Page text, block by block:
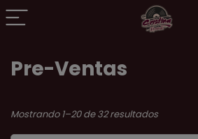
Pre-Ventas
Mostrando 1–20 de 32 resultadosOrdenado
por